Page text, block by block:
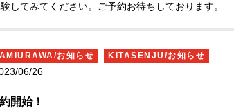
円【エルパ会員優待】
してみてください。
ご予約お待ちしております。
お知らせ
KITASENJU/お知らせ
06/26
開始！